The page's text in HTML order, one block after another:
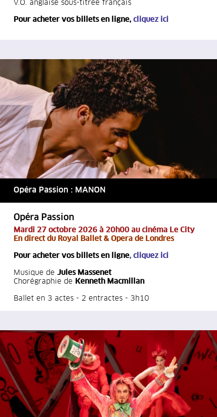
V.O. anglaise sous-titrée français
Pour acheter vos billets en ligne, cliquez ici
Opéra Passion : MANON
Opéra Passion
Mardi 27 octobre 2026 à 20h00 au cinéma Le City
En direct du Royal Ballet & Opera de Londres
Pour acheter vos billets en ligne, cliquez ici
Musique de Jules Massenet
Chorégraphie de
Kenneth Macmillan
Ballet en 3 actes - 2 entractes - 3h10